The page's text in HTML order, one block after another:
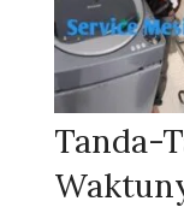
Tanda-